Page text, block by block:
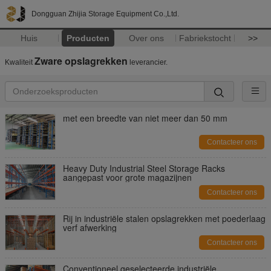
Dongguan Zhijia Storage Equipment Co.,Ltd.
Huis Producten Over ons Fabriekstocht >>
Kwaliteit Zware opslagrekken leverancier.
met een breedte van niet meer dan 50 mm
Contacteer ons
Heavy Duty Industrial Steel Storage Racks
aangepast voor grote magazijnen
Contacteer ons
Rij in industriële stalen opslagrekken met poederlaag
verf afwerking
Contacteer ons
Conventioneel geselecteerde industriële